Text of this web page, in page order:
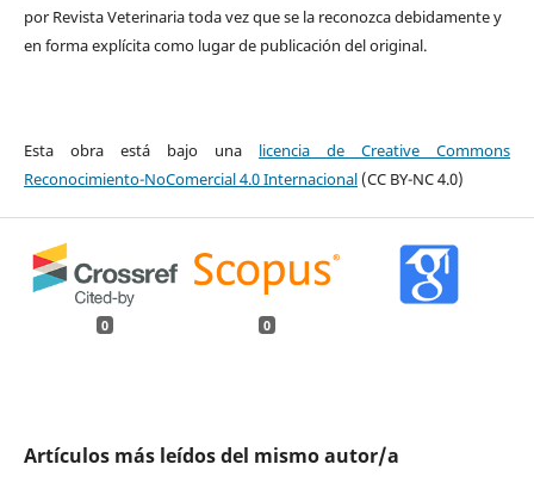
por Revista Veterinaria toda vez que se la reconozca debidamente y
en forma explícita como lugar de publicación del original.
Esta obra está bajo una licencia de Creative Commons
Reconocimiento-NoComercial 4.0 Internacional(CC BY-NC 4.0)
0 0
Artículos más leídos del mismo autor/a